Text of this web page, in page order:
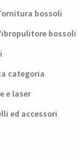
bossoli
bossoli
categoria
e laser
ed accessori